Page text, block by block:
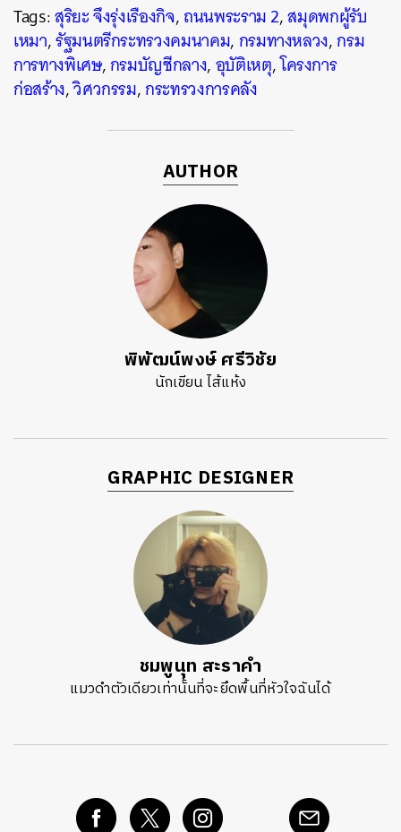
Tags:สุริยะ จึงรุ่งเรืองกิจ,ถนนพระราม 2,สมุดพกผู้รับ
เหมา,รัฐมนตรีกระทรวงคมนาคม,กรมทางหลวง,กรม
การทางพิเศษ,กรมบัญชีกลาง,อุบัติเหตุ,โครงการ
ก่อสร้าง,วิศวกรรม,กระทรวงการคลัง
AUTHOR
พิพัฒน์พงษ์ ศรีวิชัย
นักเขียน ไส้แห้ง
GRAPHIC DESIGNER
ชมพูนุท สะราคำ
แมวดำตัวเดียวเท่านั้นที่จะยึดพื้นที่หัวใจฉันได้